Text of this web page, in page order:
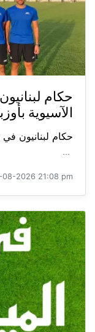
حكام
الآسيوية
حكام لبنانيون في
...
08-2026 21:08 pm